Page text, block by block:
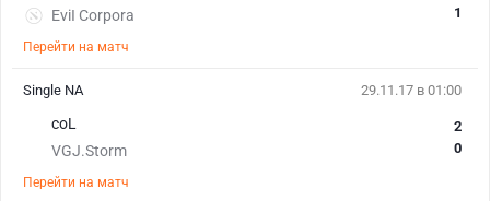
EviI Corpora
1
Перейти на матч
29.11.17 в 01:00
coL
VGJ.Storm
2
0
Перейти на матч
Single NA